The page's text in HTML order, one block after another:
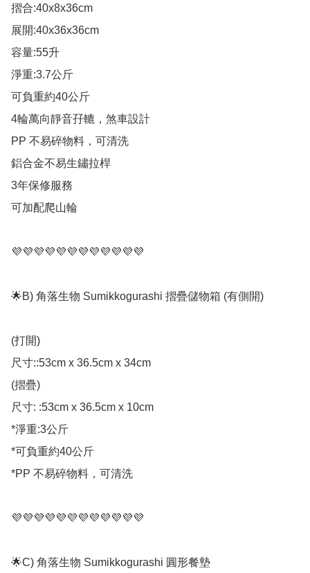
摺合:40x8x36cm
展開:40x36x36cm
容量:55升
淨重:3.7公斤
可負重約40公斤
4輪萬向靜音孖轆，煞車設計
PP 不易碎物料，可清洗
鋁合金不易生鏽拉桿
3年保修服務
可加配爬山輪
💜💜💜💜💜💜💜💜💜💜💜💜
🌟B) 角落生物 Sumikkogurashi 摺疊儲物箱 (有側開)
(打開)
尺寸::53cm x 36.5cm x 34cm
(摺疊)
尺寸: :53cm x 36.5cm x 10cm
*淨重:3公斤
*可負重約40公斤
*PP 不易碎物料，可清洗
💜💜💜💜💜💜💜💜💜💜💜💜
🌟C) 角落生物 Sumikkogurashi 圓形餐墊